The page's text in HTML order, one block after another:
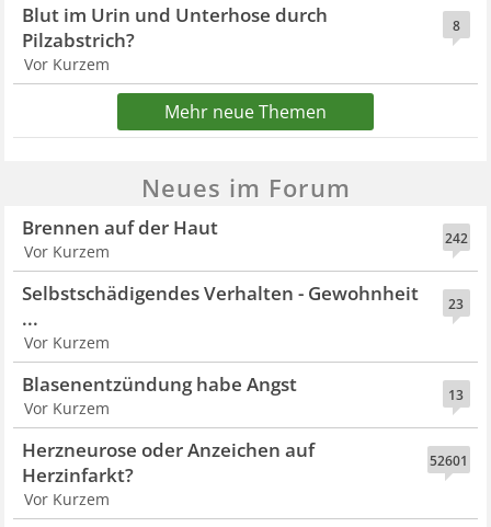
8
Blut im Urin und Unterhose durch
Pilzabstrich?
Vor Kurzem
Mehr neue Themen
Neues im Forum
242
Brennen auf der Haut
Vor Kurzem
23
Selbstschädigendes Verhalten - Gewohnheit
...
Vor Kurzem
13
Blasenentzündung habe Angst
Vor Kurzem
52601
Herzneurose oder Anzeichen auf
Herzinfarkt?
Vor Kurzem